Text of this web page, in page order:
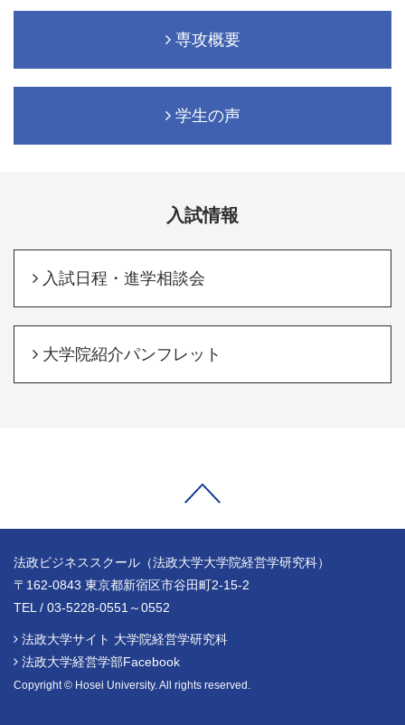
専攻概要
学生の声
入試情報
入試日程・進学相談会
大学院紹介パンフレット
法政ビジネススクール（法政大学大学院経営学研究科）
〒162-0843 東京都新宿区市谷田町2-15-2
TEL / 03-5228-0551～0552
法政大学サイト 大学院経営学研究科
法政大学経営学部Facebook
Copyright © Hosei University. All rights reserved.